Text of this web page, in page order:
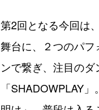
第2回となる今回は
舞台に、２つのパ
ンで繋ぎ、注目の
「SHADOWPLAY